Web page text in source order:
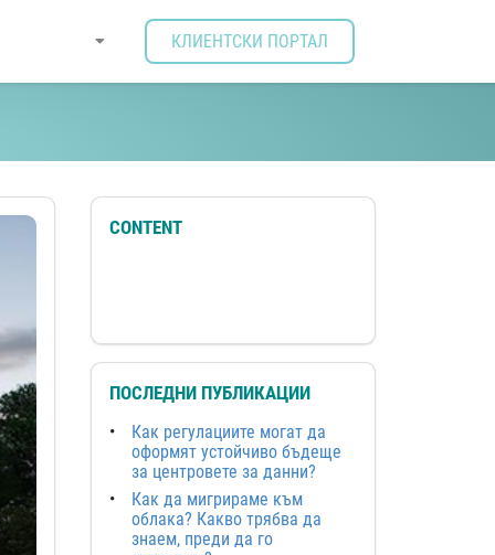
КЛИЕНТСКИ ПОРТАЛ
решения за
CONTENT
ПОСЛЕДНИ ПУБЛИКАЦИИ
Как регулациите могат да
оформят устойчиво бъдеще
за центровете за данни?
Как да мигрираме към
облака? Какво трябва да
знаем, преди да го